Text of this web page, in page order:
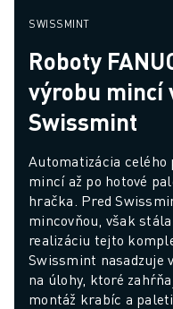
SWISSMINT
Roboty
výrobu mincí
Swissmint
Automatizácia celého
mincí až po hotové
hračka. Pred
mincovňou, však
realizáciu tejto
Swissmint nasadzuje
na úlohy, ktoré
montáž krabíc a